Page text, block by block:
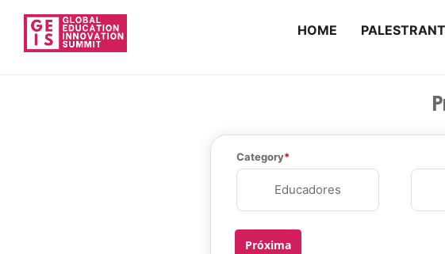
HOME
Category
Educadores
Próxima